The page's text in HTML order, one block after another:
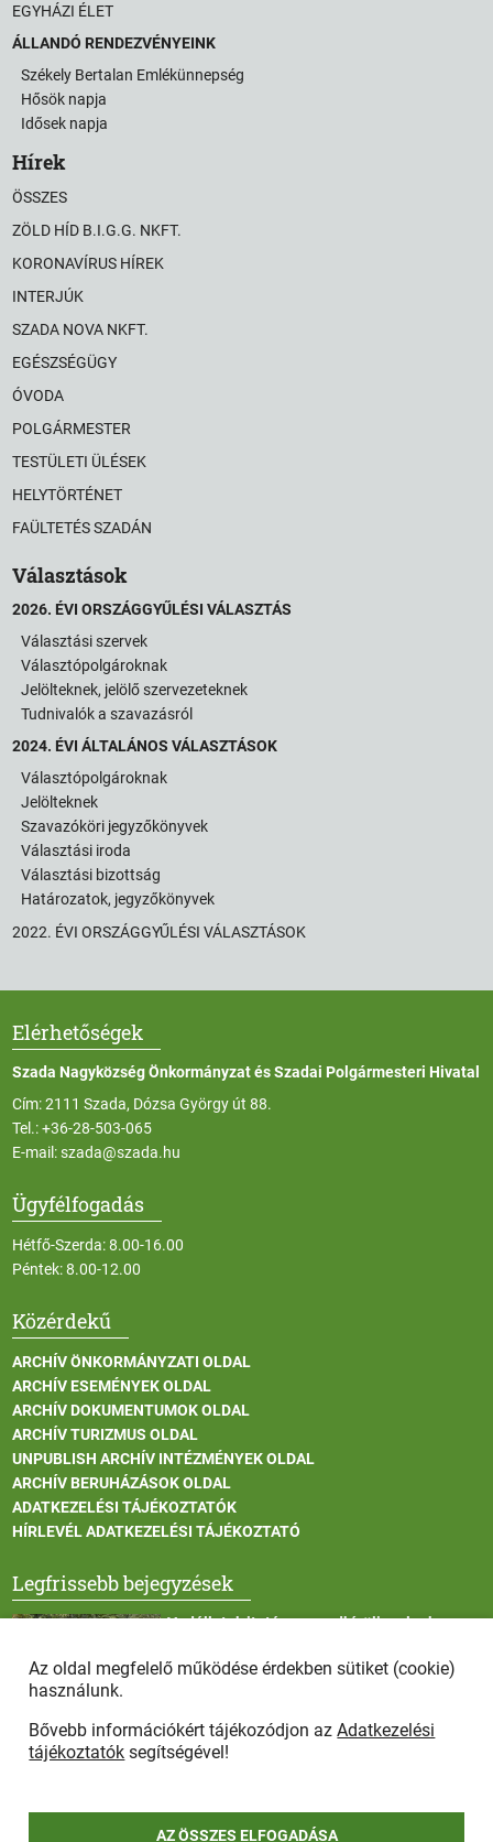
EGYHÁZI ÉLET
ÁLLANDÓ RENDEZVÉNYEINK
Székely Bertalan Emlékünnepség
Hősök napja
Idősek napja
Hírek
ÖSSZES
ZÖLD HÍD B.I.G.G. NKFT.
KORONAVÍRUS HÍREK
INTERJÚK
SZADA NOVA NKFT.
EGÉSZSÉGÜGY
ÓVODA
POLGÁRMESTER
TESTÜLETI ÜLÉSEK
HELYTÖRTÉNET
FAÜLTETÉS SZADÁN
Választások
2026. ÉVI ORSZÁGGYŰLÉSI VÁLASZTÁS
Választási szervek
Választópolgároknak
Jelölteknek, jelölő szervezeteknek
Tudnivalók a szavazásról
2024. ÉVI ÁLTALÁNOS VÁLASZTÁSOK
Választópolgároknak
Jelölteknek
Szavazóköri jegyzőkönyvek
Választási iroda
Választási bizottság
Határozatok, jegyzőkönyvek
2022. ÉVI ORSZÁGGYŰLÉSI VÁLASZTÁSOK
Elérhetőségek
Szada Nagyközség Önkormányzat és Szadai Polgármesteri Hivatal
Cím: 2111 Szada, Dózsa György út 88.
Tel.:+36-28-503-065
E-mail:szada@szada.hu
Ügyfélfogadás
Hétfő-Szerda: 8.00-16.00
Péntek: 8.00-12.00
Közérdekű
ARCHÍV ÖNKORMÁNYZATI OLDAL
ARCHÍV ESEMÉNYEK OLDAL
ARCHÍV DOKUMENTUMOK OLDAL
ARCHÍV TURIZMUS OLDAL
UNPUBLISH ARCHÍV INTÉZMÉNYEK OLDAL
ARCHÍV BERUHÁZÁSOK OLDAL
ADATKEZELÉSI TÁJÉKOZTATÓK
HÍRLEVÉL ADATKEZELÉSI TÁJÉKOZTATÓ
Legfrissebb bejegyzések
Vadállatok itatása a rendkívüli melegben
Afrikai sertéspestis - kérések a lakosság felé
Az oldal megfelelő működése érdekben sütiket (cookie)
használunk.
Bővebb információkért tájékozódjon azAdatkezelési
tájékoztatók segítségével!
AZ ÖSSZES ELFOGADÁSA